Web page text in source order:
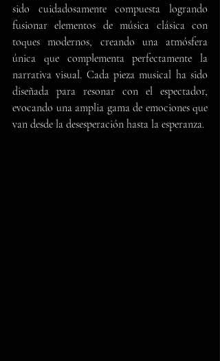
sido cuidadosamente compuesta logrando
fusionar elementos de música clásica con
toques modernos, creando una atmósfera
única que complementa perfectamente la
narrativa visual. Cada pieza musical ha sido
diseñada para resonar con el espectador,
evocando una amplia gama de emociones que
van desde la desesperación hasta la esperanza.